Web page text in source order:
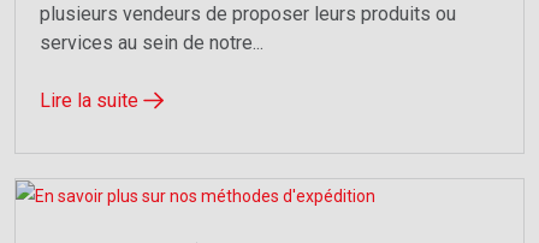
plusieurs vendeurs de proposer leurs produits ou
services au sein de notre...
Lire la suite